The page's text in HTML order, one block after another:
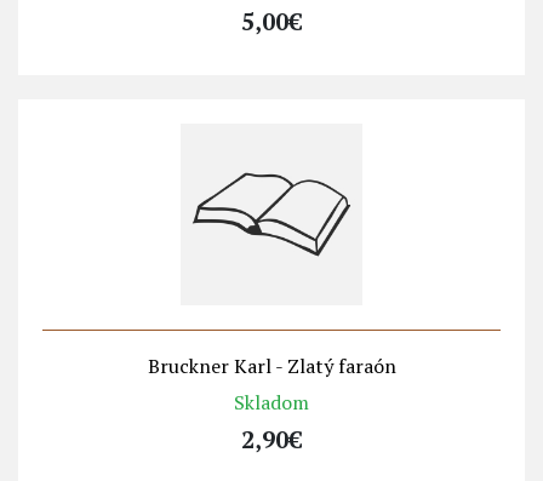
5,00€
Bruckner Karl - Zlatý faraón
Skladom
2,90€